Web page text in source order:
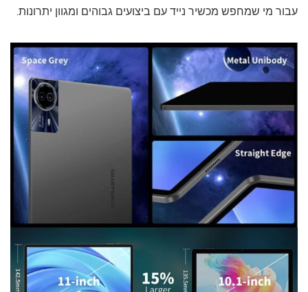
עבור מי שמחפש מכשיר נייד עם ביצועים גבוהים ומגוון יתרונות.